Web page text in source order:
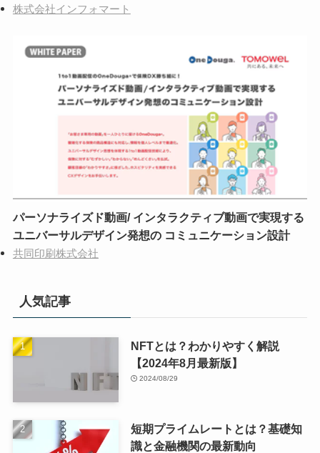
株式会社インフォマート
パーソナライズド動画/ インタラクティブ動画で実現する
ユニバーサルデザイン発想の コミュニケーション設計
共同印刷株式会社
人気記事
NFTとは？わかりやすく解説
【2024年8月最新版】
2024/08/29
短期プライムレートとは？基礎知
識と金融機関の最新動向